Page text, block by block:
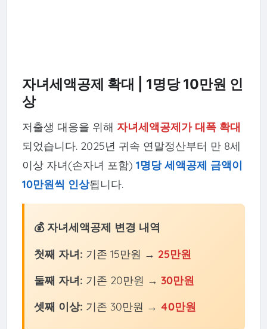
자녀세액공제 확대 | 1명당 10만원 인
상
저출생 대응을 위해 자녀세액공제가 대폭 확대
되었습니다. 2025년 귀속 연말정산부터 만 8세
이상 자녀(손자녀 포함) 1명당 세액공제 금액이
10만원씩 인상됩니다.
💰 자녀세액공제 변경 내역
첫째 자녀: 기존 15만원 → 25만원
둘째 자녀: 기존 20만원 → 30만원
셋째 이상: 기존 30만원 → 40만원